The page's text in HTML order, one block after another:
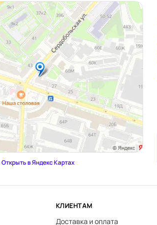
·Открыть в Яндекс Картах
КЛИЕНТАМ
Доставка и оплата